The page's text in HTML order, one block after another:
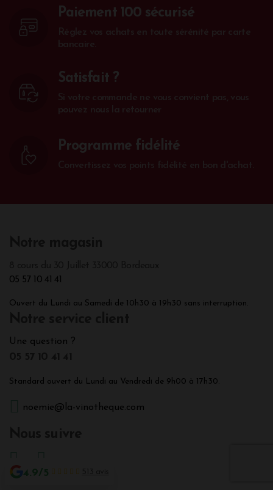
Paiement 100 sécurisé
Satisfait ?
Programme fidélité
05 57 10 41 41
Ouvert du Lundi au Samedi de 10h30 à 19h30 sans interruption.
Une question ?
Standard ouvert du Lundi au Vendredi de 9h00 à 17h30.
noemie@la-vinotheque.com
4.9/5